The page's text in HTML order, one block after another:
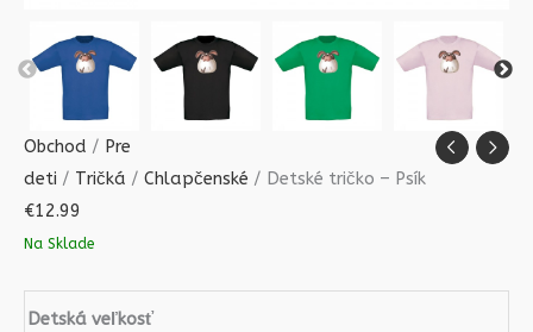
Obchod / Pre
deti / Tričká / Chlapčenské / Detské tričko – Psík
€12.99
Na Sklade
Detská veľkosť